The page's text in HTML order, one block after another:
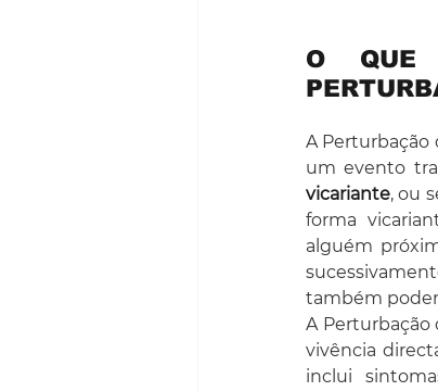
O QUE
A Perturbação
um evento
vicariante, ou
forma
alguém
também
A Perturbação
vivência
inclui